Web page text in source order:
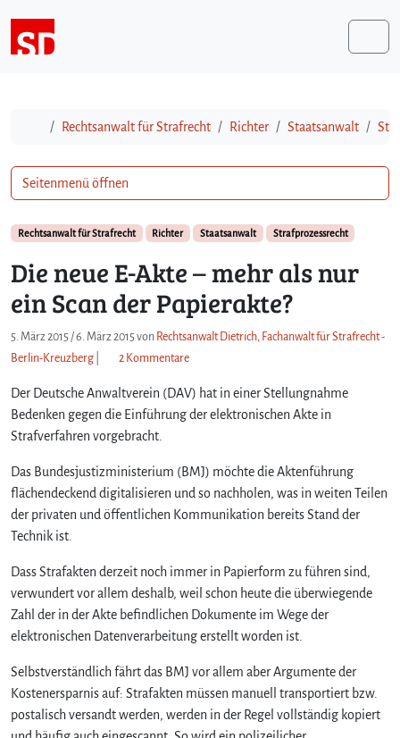
StartRechtsanwalt für Strafrecht Richter Staatsanwalt
Rechtsanwalt für Strafrecht Richter Staatsanwalt Strafprozessrecht
Die neue E-Akte – mehr als nur
ein Scan der Papierakte?
5. März 2015 /6. März 2015von Rechtsanwalt Dietrich, Fachanwalt für Strafrecht -
Berlin-Kreuzberg
2 Kommentarez
D
i
e
u
k
t
e
–
e
h
r
Der Deutsche Anwaltverein (DAV) hat in einer Stellungnahme
Bedenken gegen die Einführung der elektronischen Akte in
Strafverfahren vorgebracht.
Das Bundesjustizministerium (BMJ) möchte die Aktenführung
flächendeckend digitalisieren und so nachholen, was in weiten Teilen
der privaten und öffentlichen Kommunikation bereits Stand der
Technik ist.
Dass Strafakten derzeit noch immer in Papierform zu führen sind,
verwundert vor allem deshalb, weil schon heute die überwiegende
Zahl der in der Akte befindlichen Dokumente im Wege der
elektronischen Datenverarbeitung erstellt worden ist.
Selbstverständlich fährt das BMJ vor allem aber Argumente der
Kostenersparnis auf: Strafakten müssen manuell transportiert bzw.
postalisch versandt werden, werden in der Regel vollständig kopiert
Seitenmenü öffnen